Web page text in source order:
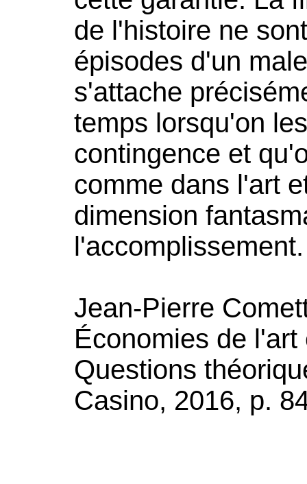
de l'histoire ne
épisodes d'un
s'attache
temps lorsqu'on
contingence et
comme dans l'art
dimension
l'accomplissement.
Jean-Pierre
Économies de
Questions
Casino, 2016, p.